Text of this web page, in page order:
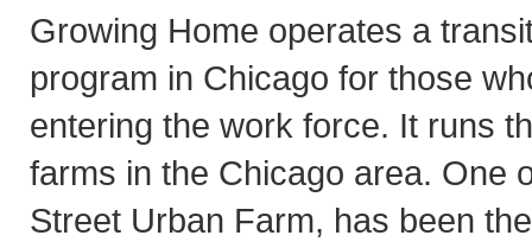
Growing Home operates a
program in Chicago for those
entering the work force. It runs
farms in the Chicago area. One
Street Urban Farm, has been